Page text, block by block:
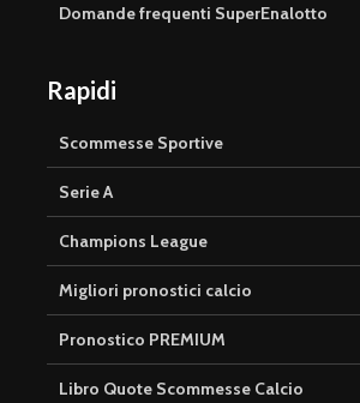
Domande frequenti SuperEnalotto
Rapidi
Scommesse Sportive
Serie A
Champions League
Migliori pronostici calcio
Pronostico PREMIUM
Libro Quote Scommesse Calcio